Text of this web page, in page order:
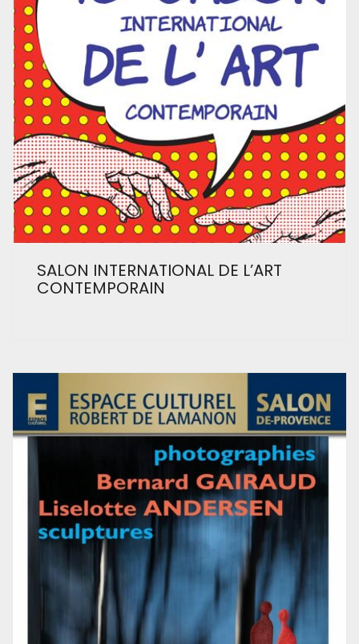
SALON INTERNATIONAL DE L’ART
CONTEMPORAIN